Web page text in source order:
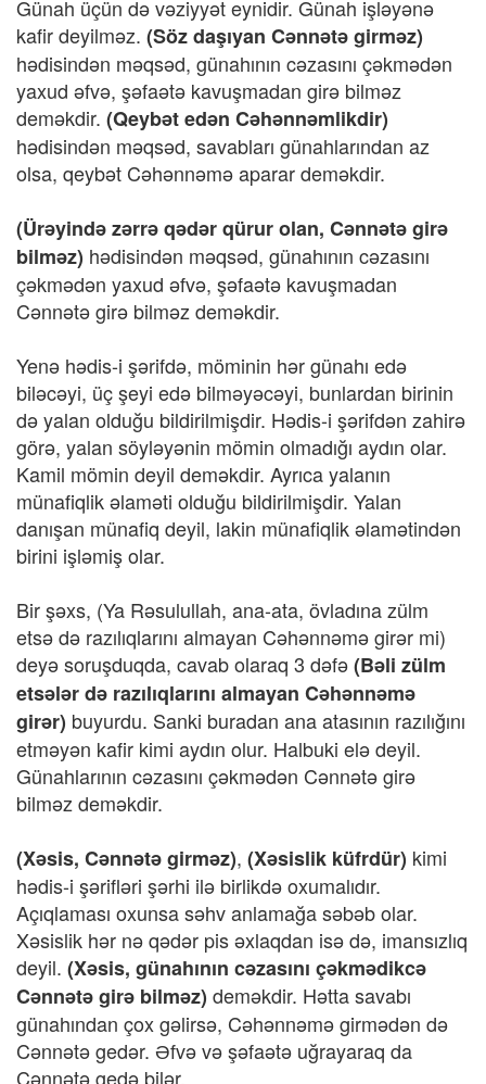
Günah üçün də vəziyyət eynidir. Günah işləyənə
kafir deyilməz. (Söz daşıyan Cənnətə girməz)
hədisindən məqsəd, günahının cəzasını çəkmədən
yaxud əfvə, şəfaətə kavuşmadan girə bilməz
deməkdir. (Qeybət edən Cəhənnəmlikdir)
hədisindən məqsəd, savabları günahlarından az
olsa, qeybət Cəhənnəmə aparar deməkdir.
(Ürəyində zərrə qədər qürur olan, Cənnətə girə
bilməz) hədisindən məqsəd, günahının cəzasını
çəkmədən yaxud əfvə, şəfaətə kavuşmadan
Cənnətə girə bilməz deməkdir.
Yenə hədis-i şərifdə, möminin hər günahı edə
biləcəyi, üç şeyi edə bilməyəcəyi, bunlardan birinin
də yalan olduğu bildirilmişdir. Hədis-i şərifdən zahirə
görə, yalan söyləyənin mömin olmadığı aydın olar.
Kamil mömin deyil deməkdir. Ayrıca yalanın
münafiqlik əlaməti olduğu bildirilmişdir. Yalan
danışan münafiq deyil, lakin münafiqlik əlamətindən
birini işləmiş olar.
Bir şəxs, (Ya Rəsulullah, ana-ata, övladına zülm
etsə də razılıqlarını almayan Cəhənnəmə girər mi)
deyə soruşduqda, cavab olaraq 3 dəfə(Bəli zülm
etsələr də razılıqlarını almayan Cəhənnəmə
girər) buyurdu. Sanki buradan ana atasının razılığını
etməyən kafir kimi aydın olur. Halbuki elə deyil.
Günahlarının cəzasını çəkmədən Cənnətə girə
bilməz deməkdir.
(Xəsis, Cənnətə girməz), (Xəsislik küfrdür) kimi
hədis-i şərifləri şərhi ilə birlikdə oxumalıdır.
Açıqlaması oxunsa səhv anlamağa səbəb olar.
Xəsislik hər nə qədər pis əxlaqdan isə də, imansızlıq
deyil. (Xəsis, günahının cəzasını çəkmədikcə
Cənnətə girə bilməz) deməkdir. Hətta savabı
günahından çox gəlirsə, Cəhənnəmə girmədən də
Cənnətə gedər. Əfvə və şəfaətə uğrayaraq da
Cənnətə gedə bilər.